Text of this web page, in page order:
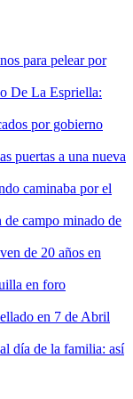
para pelear por
De La Espriella:
por gobierno
puertas a una nueva
caminaba por el
de campo minado de
de 20 años en
en foro
en 7 de Abril
día de la familia: así